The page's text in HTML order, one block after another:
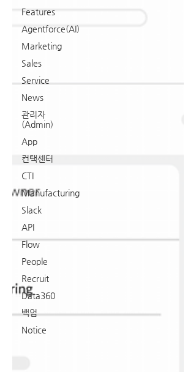
Features
Agentforce(AI)
Marketing
Sales
Service
News
관리자
(Admin)
App
컨택센터
CTI
Manufacturing
Slack
API
Flow
People
Recruit
Data360
백업
Notice